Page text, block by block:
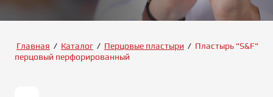
Главная / Каталог / Перцовые пластыри / Пластырь "S&F"
перцовый перфорированный